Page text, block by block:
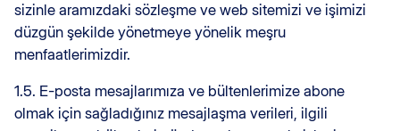
sizinle aramızdaki sözleşme ve web sitemizi ve işimizi
düzgün şekilde yönetmeye yönelik meşru
menfaatlerimizdir.
1.5. E-posta mesajlarımıza ve bültenlerimize abone
olmak için sağladığınız mesajlaşma verileri, ilgili